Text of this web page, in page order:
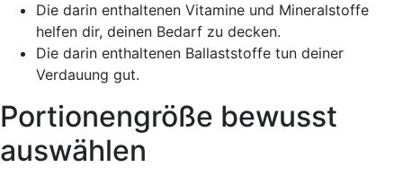
Die darin enthaltenen Vitamine und Mineralstoffe
helfen dir, deinen Bedarf zu decken.
Die darin enthaltenen Ballaststoffe tun deiner
Verdauung gut.
Portionengröße bewusst
auswählen